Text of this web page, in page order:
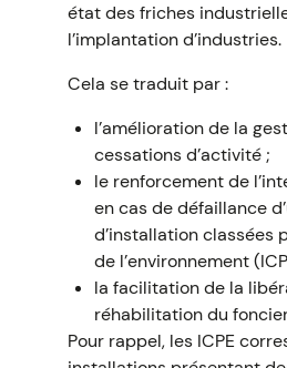
état des friches
l’implantation d’industries.
Cela se traduit par :
l’amélioration de la
cessations d’activité ;
le renforcement de
en cas de défaillance
d’installation classées
de l’environnement
la facilitation de la
réhabilitation du
Pour rappel, les ICPE